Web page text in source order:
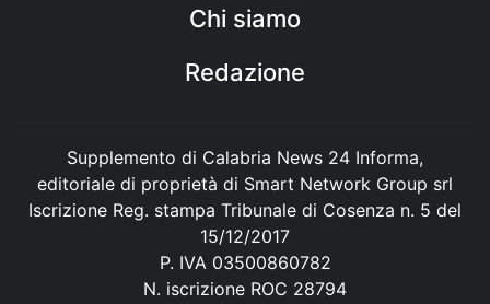
Chi siamo
Redazione
Supplemento di Calabria News 24 Informa,
editoriale di proprietà di Smart Network Group srl
Iscrizione Reg. stampa Tribunale di Cosenza n. 5 del
15/12/2017
P. IVA 03500860782
N. iscrizione ROC 28794